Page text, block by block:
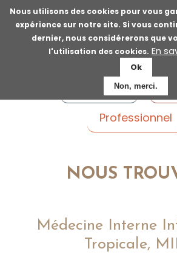
Nous utilisons des cookies pour vous
expérience sur notre site. Si vous
dernier, nous considérerons que
l'utilisation des cookies. En
Ok
Non, merci.
Aller
au
contenu
principal
Voyageur
Professionnel
NOUS
Médecine Interne
Tropicale,